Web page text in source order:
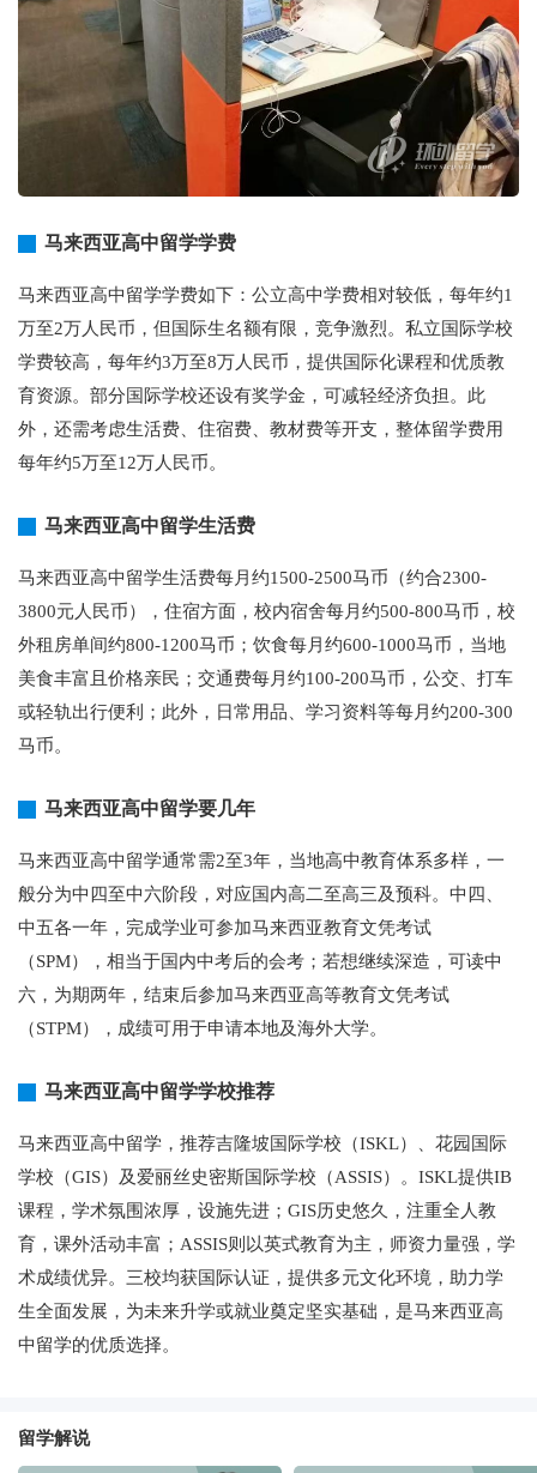
马来西亚高中留学学费
马来西亚高中留学学费如下：公立高中学费相对较低，每年约1
万至2万人民币，但国际生名额有限，竞争激烈。私立国际学校
学费较高，每年约3万至8万人民币，提供国际化课程和优质教
育资源。部分国际学校还设有奖学金，可减轻经济负担。此
外，还需考虑生活费、住宿费、教材费等开支，整体留学费用
每年约5万至12万人民币。
马来西亚高中留学生活费
马来西亚高中留学生活费每月约1500-2500马币（约合2300-
3800元人民币），住宿方面，校内宿舍每月约500-800马币，校
外租房单间约800-1200马币；饮食每月约600-1000马币，当地
美食丰富且价格亲民；交通费每月约100-200马币，公交、打车
或轻轨出行便利；此外，日常用品、学习资料等每月约200-300
马币。
马来西亚高中留学要几年
马来西亚高中留学通常需2至3年，当地高中教育体系多样，一
般分为中四至中六阶段，对应国内高二至高三及预科。中四、
中五各一年，完成学业可参加马来西亚教育文凭考试
（SPM），相当于国内中考后的会考；若想继续深造，可读中
六，为期两年，结束后参加马来西亚高等教育文凭考试
（STPM），成绩可用于申请本地及海外大学。
马来西亚高中留学学校推荐
马来西亚高中留学，推荐吉隆坡国际学校（ISKL）、花园国际
学校（GIS）及爱丽丝史密斯国际学校（ASSIS）。ISKL提供IB
课程，学术氛围浓厚，设施先进；GIS历史悠久，注重全人教
育，课外活动丰富；ASSIS则以英式教育为主，师资力量强，学
术成绩优异。三校均获国际认证，提供多元文化环境，助力学
生全面发展，为未来升学或就业奠定坚实基础，是马来西亚高
中留学的优质选择。
留学解说